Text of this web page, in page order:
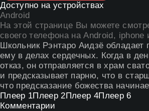
Доступно на устройствах
Android
На этой странице Вы можете
своего телефона на Android,
Школьник Рэнтаро Аидзё обладает
ему в делах сердечных. Когда в
отказ, он отправляется в храм
и предсказывает парню, что в
что предсказание божества
Плеер 1Плеер 2Плеер 4Плеер 6
Комментарии